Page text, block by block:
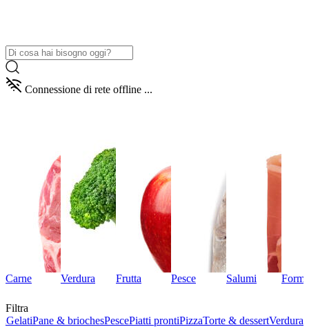
Connessione di rete offline ...
Carne Verdura Frutta Pesce Salumi
Filtra
GelatiPane & briochesPescePiatti prontiPizzaTorte & dessertVerdura